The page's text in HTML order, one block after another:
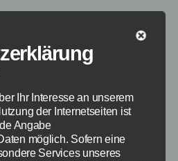
Kategorien
Störung in
Internet
am
Ihr Interesse an unserem
der Internetseiten ist
Angabe
möglich. Sofern eine
Services unseres